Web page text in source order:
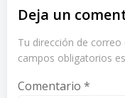
Deja un
Tu dirección de
campos obligatorios
Comentario *